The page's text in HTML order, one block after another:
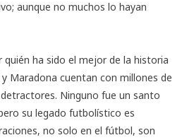
aunque no muchos lo hayan
quién ha sido el mejor de la historia
Maradona cuentan con millones de
Ninguno fue un santo
su legado futbolístico es
no solo en el fútbol, son